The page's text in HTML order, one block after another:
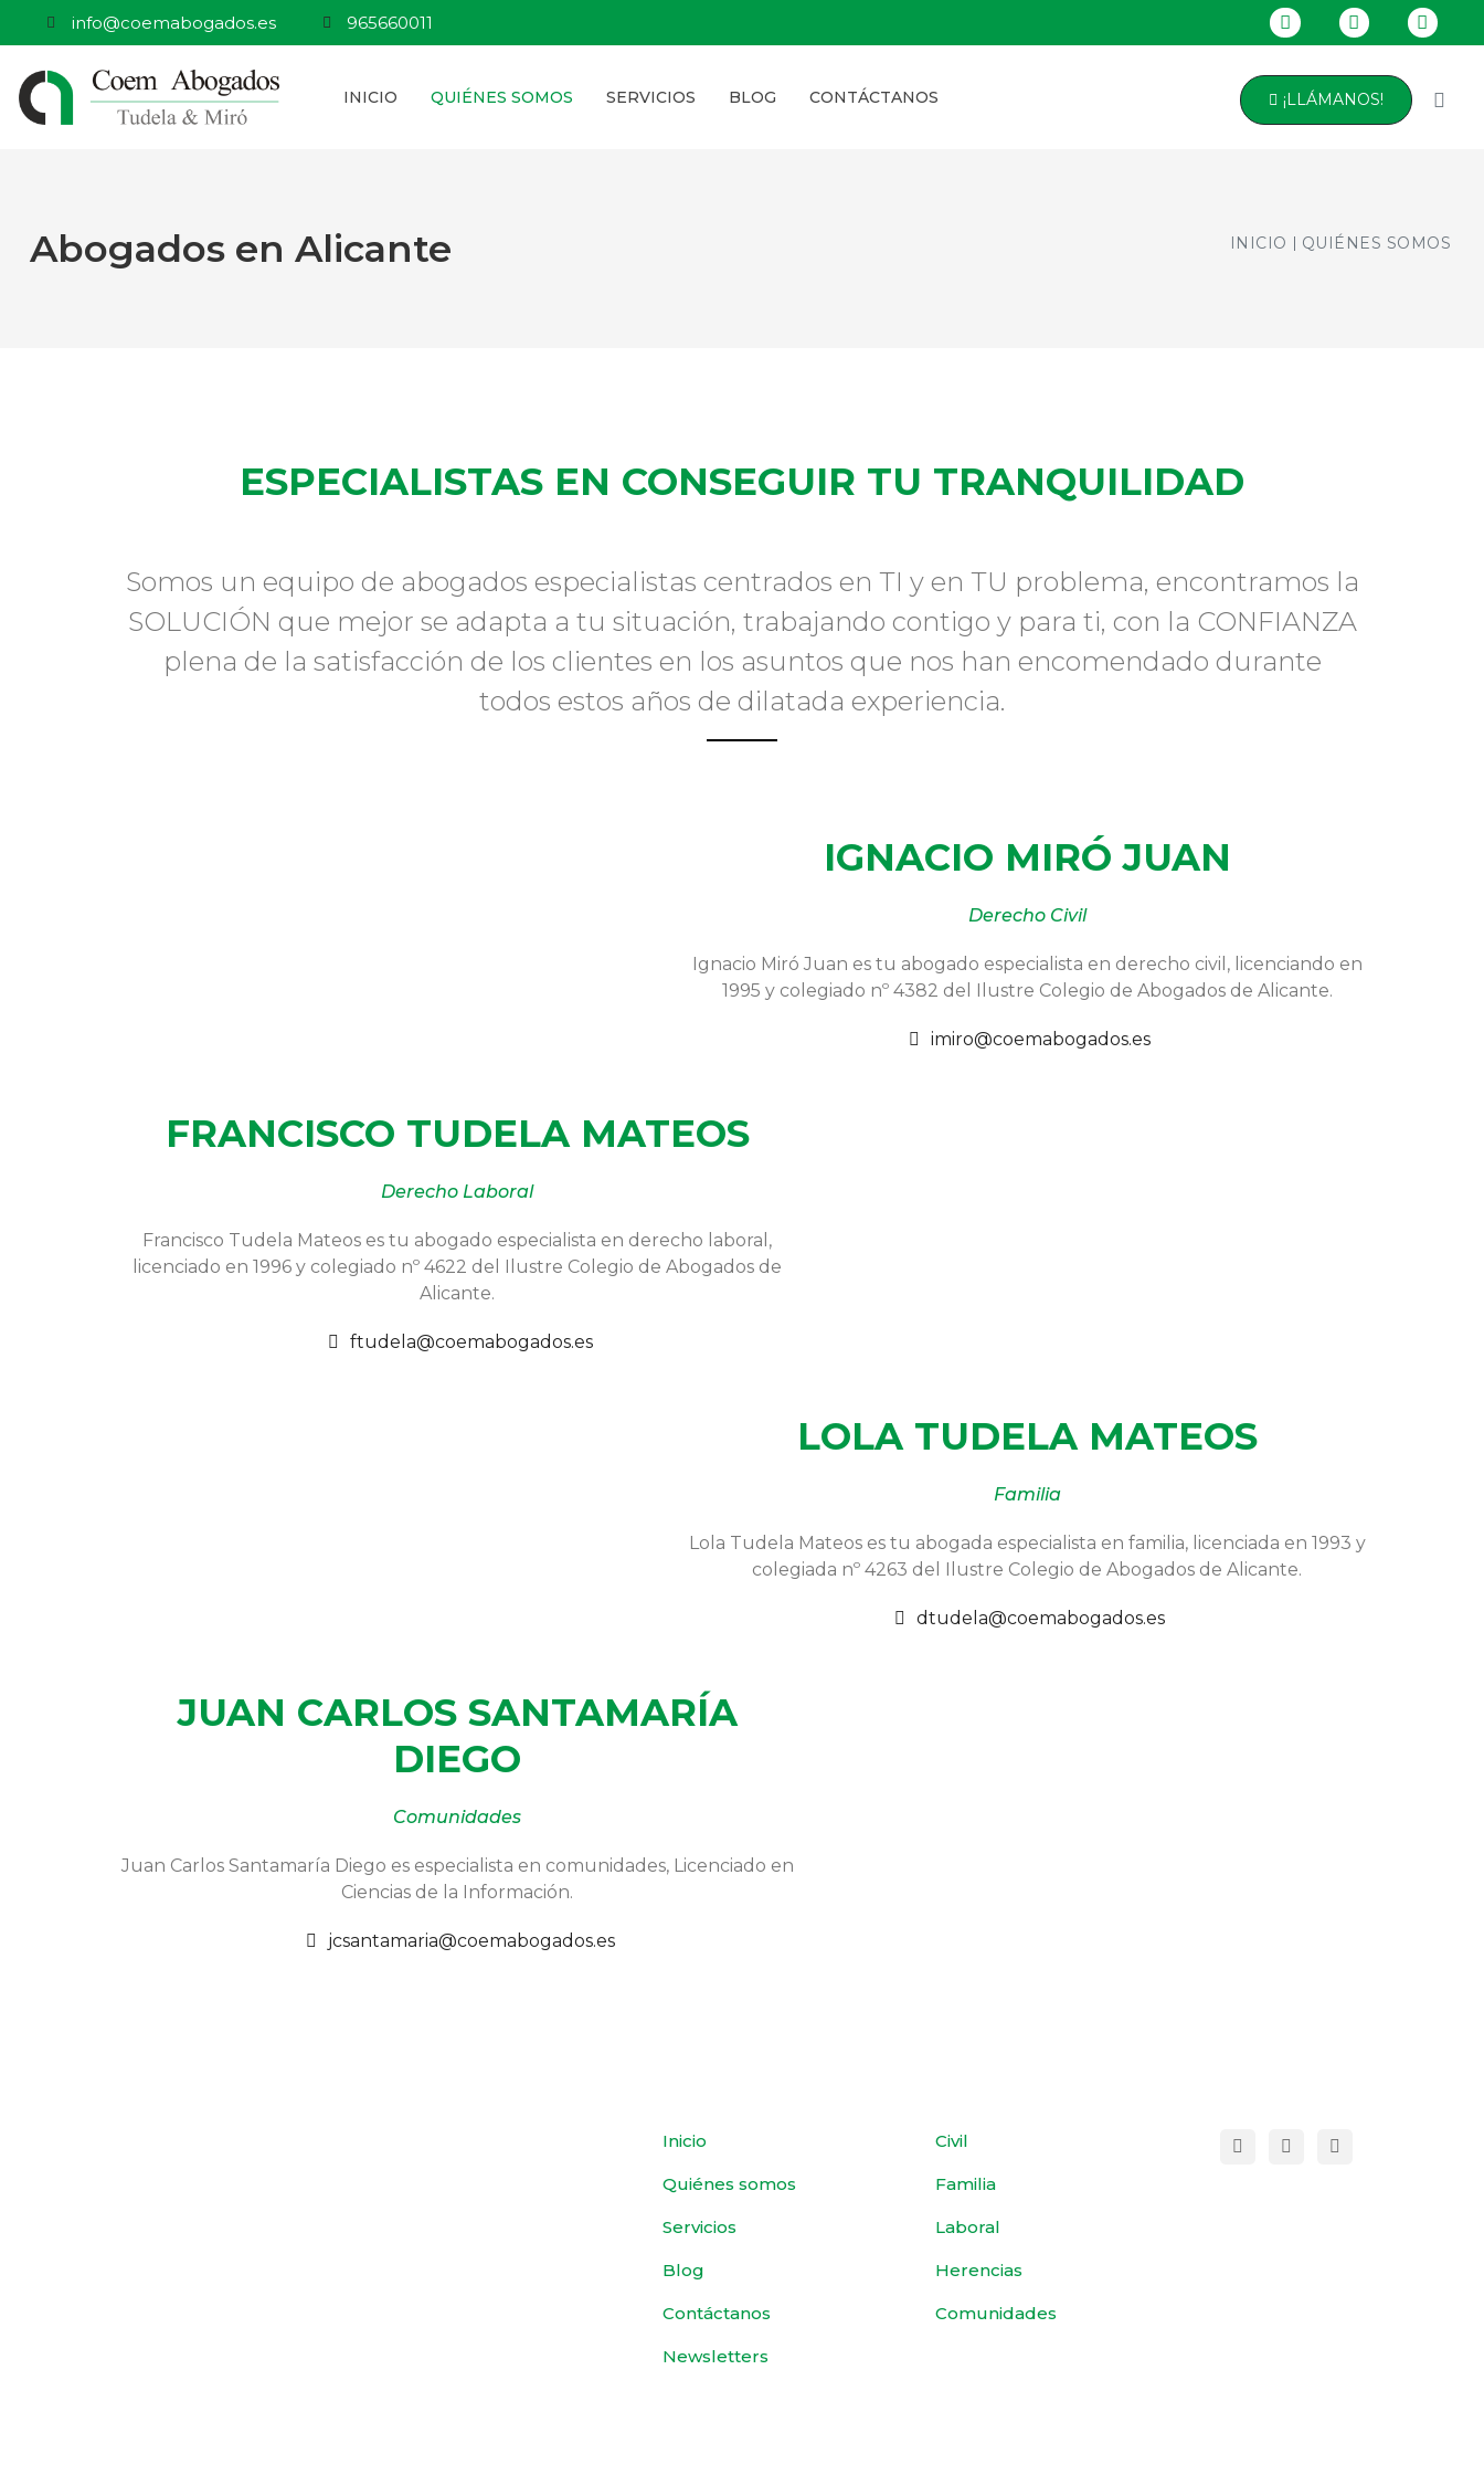
info@coemabogados.es 965660011
INICIO QUIÉNES SOMOS SERVICIOS BLOG CONTÁCTANOS ¡LLÁMANOS!
Abogados en Alicante INICIO QUIÉNES SOMOS
ESPECIALISTAS EN CONSEGUIR TU TRANQUILIDAD
Somos un equipo de abogados especialistas centrados en TI y en TU problema, encontramos la
SOLUCIÓN que mejor se adapta a tu situación, trabajando contigo y para ti, con la CONFIANZA
plena de la satisfacción de los clientes en los asuntos que nos han encomendado durante
todos estos años de dilatada experiencia.
IGNACIO MIRÓ JUAN
Derecho Civil
Ignacio Miró Juan es tu abogado especialista en derecho civil, licenciando en
1995 y colegiado nº 4382 del Ilustre Colegio de Abogados de Alicante.
imiro@coemabogados.es
FRANCISCO TUDELA MATEOS
Derecho Laboral
Francisco Tudela Mateos es tu abogado especialista en derecho laboral,
licenciado en 1996 y colegiado nº 4622 del Ilustre Colegio de Abogados de
Alicante.
ftudela@coemabogados.es
LOLA TUDELA MATEOS
Familia
Lola Tudela Mateos es tu abogada especialista en familia, licenciada en 1993 y
colegiada nº 4263 del Ilustre Colegio de Abogados de Alicante.
dtudela@coemabogados.es
JUAN CARLOS SANTAMARÍA
DIEGO
Comunidades
Juan Carlos Santamaría Diego es especialista en comunidades, Licenciado en
Ciencias de la Información.
jcsantamaria@coemabogados.es
Inicio
Quiénes somos
Servicios
Blog
Contáctanos
Newsletters
Civil
Familia
Laboral
Herencias
Comunidades